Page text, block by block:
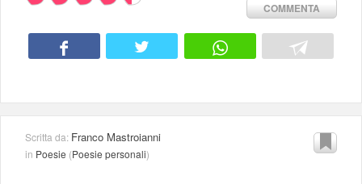
COMMENTA
Scritta da: Franco Mastroianni
in Poesie (Poesie personali)